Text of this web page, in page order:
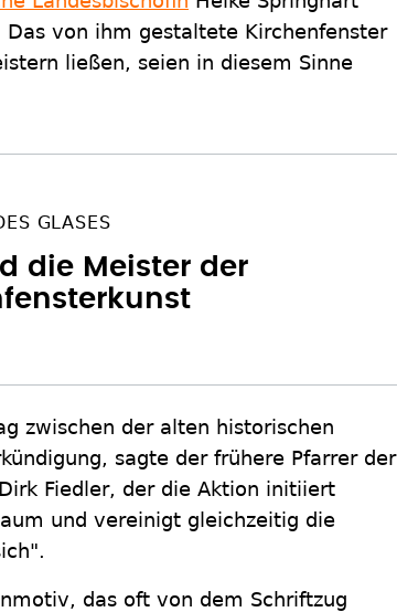
von ihm gestaltete Kirchenfenster
ließen, seien in diesem Sinne
GLASES
die Meister der
zwischen der alten historischen
sagte der frühere Pfarrer der
Fiedler, der die Aktion initiiert
und vereinigt gleichzeitig die
das oft von dem Schriftzug